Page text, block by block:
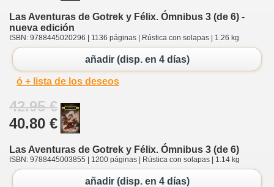
Las Aventuras de Gotrek y Félix. Ómnibus 3 (de 6) -
nueva edición
ISBN: 9788445020296 | 1136 páginas | Rústica con solapas | 1.26 kg
añadir (disp. en 4 días)
ó + lista de los deseos
42.95 €
40.80 €
Las Aventuras de Gotrek y Félix. Ómnibus 3 (de 6)
ISBN: 9788445003855 | 1200 páginas | Rústica con solapas | 1.14 kg
añadir (disp. en 4 días)